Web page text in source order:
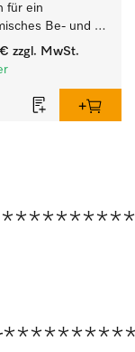
für ein
Be- und
von
und
zzgl. MwSt.